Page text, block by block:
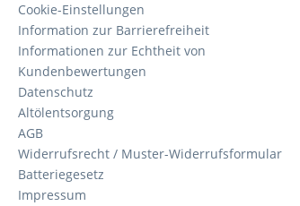
Cookie-Einstellungen
Information zur Barrierefreiheit
Informationen zur Echtheit von
Kundenbewertungen
Datenschutz
Altölentsorgung
AGB
Widerrufsrecht / Muster-Widerrufsformular
Batteriegesetz
Impressum